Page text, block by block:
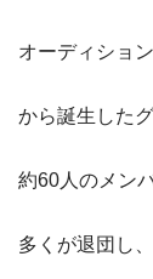
オーディショ
から誕生した
約60人のメン
多くが退団し